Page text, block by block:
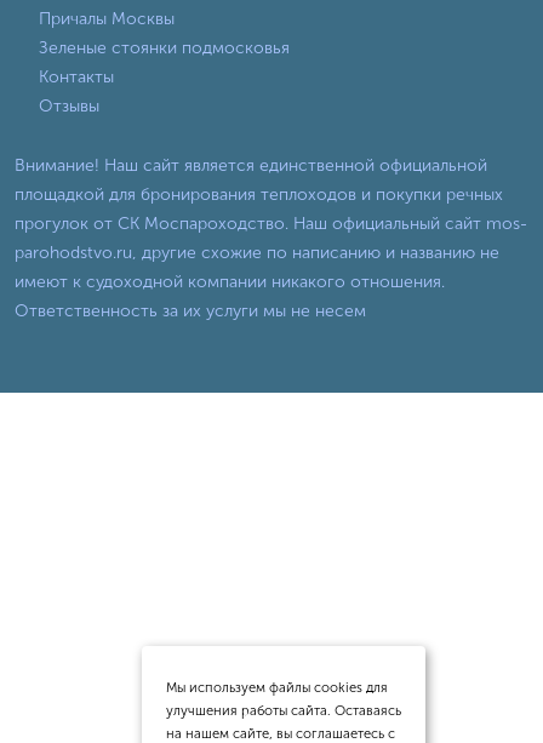
Причалы Москвы
Зеленые стоянки подмосковья
Контакты
Отзывы
Внимание! Наш сайт является единственной официальной
площадкой для бронирования теплоходов и покупки речных
прогулок от СК Моспароходство. Наш официальный сайт mos-
parohodstvo.ru, другие схожие по написанию и названию не
имеют к судоходной компании никакого отношения.
Ответственность за их услуги мы не несем
Мы используем файлы cookies для
улучшения работы сайта. Оставаясь
на нашем сайте, вы соглашаетесь с